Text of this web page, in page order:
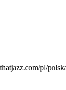
pl/